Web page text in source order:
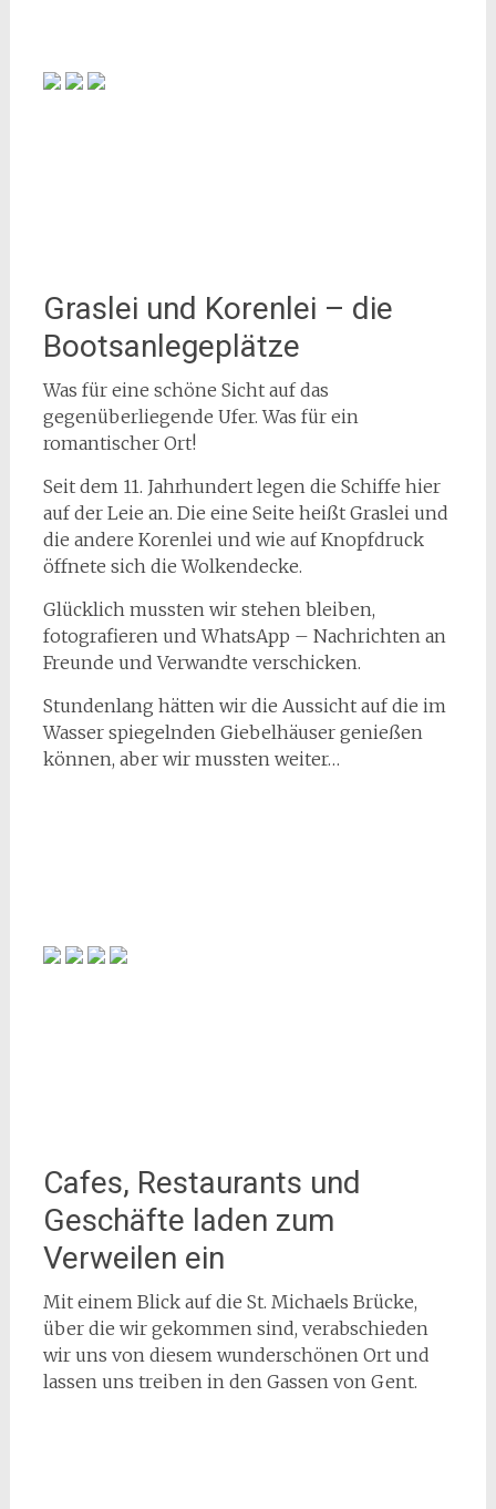
Graslei und Korenlei – die
Bootsanlegeplätze
Was für eine schöne Sicht auf das
gegenüberliegende Ufer. Was für ein
romantischer Ort!
Seit dem 11. Jahrhundert legen die Schiffe hier
auf der Leie an. Die eine Seite heißt Graslei und
die andere Korenlei und wie auf Knopfdruck
öffnete sich die Wolkendecke.
Glücklich mussten wir stehen bleiben,
fotografieren und WhatsApp – Nachrichten an
Freunde und Verwandte verschicken.
Stundenlang hätten wir die Aussicht auf die im
Wasser spiegelnden Giebelhäuser genießen
können, aber wir mussten weiter…
Cafes, Restaurants und
Geschäfte laden zum
Verweilen ein
Mit einem Blick auf die St. Michaels Brücke,
über die wir gekommen sind, verabschieden
wir uns von diesem wunderschönen Ort und
lassen uns treiben in den Gassen von Gent.